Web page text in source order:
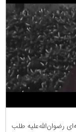
رضوان‌الله‌علیه طلب